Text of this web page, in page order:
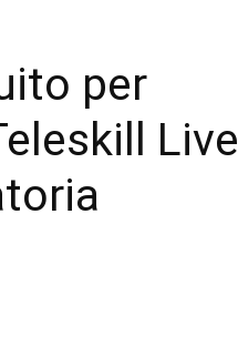
per
Live